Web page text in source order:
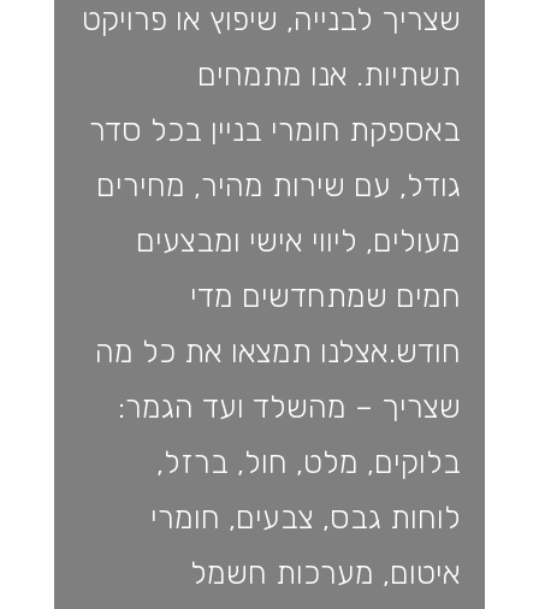
שצריך לבנייה, שיפוץ או פרויקט
תשתיות. אנו מתמחים
באספקת חומרי בניין בכל סדר
גודל, עם שירות מהיר, מחירים
מעולים, ליווי אישי ומבצעים
חמים שמתחדשים מדי
חודש.אצלנו תמצאו את כל מה
שצריך – מהשלד ועד הגמר:
בלוקים, מלט, חול, ברזל,
לוחות גבס, צבעים, חומרי
איטום, מערכות חשמל